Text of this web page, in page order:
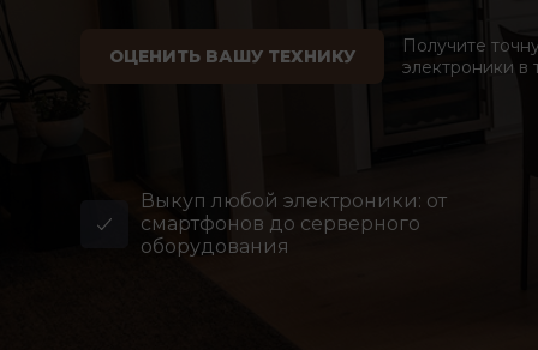
ОЦЕНИТЬ ВАШУ ТЕХНИКУ
Получите
электроники в
Выкуп любой электроники: от
смартфонов до серверного
оборудования